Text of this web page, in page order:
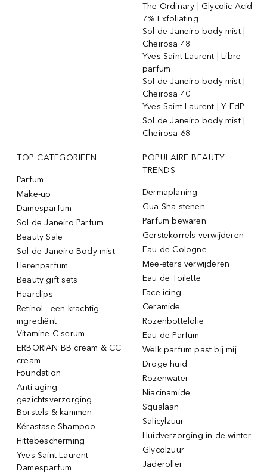
The Ordinary | Glycolic Acid
7% Exfoliating
Sol de Janeiro body mist |
Cheirosa 48
Yves Saint Laurent | Libre
parfum
Sol de Janeiro body mist |
Cheirosa 40
Yves Saint Laurent | Y EdP
Sol de Janeiro body mist |
Cheirosa 68
TOP CATEGORIEËN
Parfum
Make-up
Damesparfum
Sol de Janeiro Parfum
Beauty Sale
Sol de Janeiro Body mist
Herenparfum
Beauty gift sets
Haarclips
Retinol - een krachtig
ingrediënt
Vitamine C serum
ERBORIAN BB cream & CC
cream
Foundation
Anti-aging
gezichtsverzorging
Borstels & kammen
Kérastase Shampoo
Hittebescherming
Yves Saint Laurent
Damesparfum
POPULAIRE BEAUTY
TRENDS
Dermaplaning
Gua Sha stenen
Parfum bewaren
Gerstekorrels verwijderen
Eau de Cologne
Mee-eters verwijderen
Eau de Toilette
Face icing
Ceramide
Rozenbottelolie
Eau de Parfum
Welk parfum past bij mij
Droge huid
Rozenwater
Niacinamide
Squalaan
Salicylzuur
Huidverzorging in de winter
Glycolzuur
Jaderoller